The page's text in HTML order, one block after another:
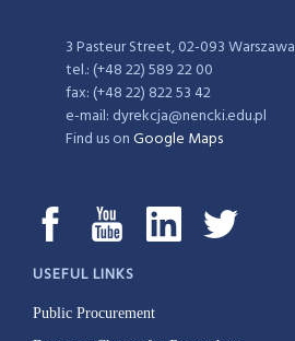
3 Pasteur Street, 02-093 Warszawa
tel.: (+48 22) 589 22 00
fax: (+48 22) 822 53 42
e-mail: dyrekcja@nencki.edu.pl
Find us onGoogle Maps
USEFUL LINKS
Public Procurement